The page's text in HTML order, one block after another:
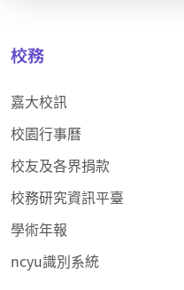
校務
嘉大校訊
校園行事曆
校友及各界捐款
校務研究資訊平臺
學術年報
ncyu識別系統